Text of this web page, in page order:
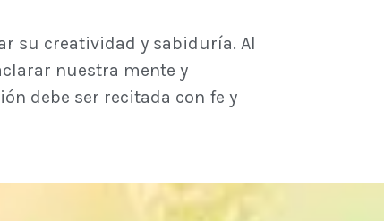
su creatividad y sabiduría. Al
nuestra mente y
debe ser recitada con fe y